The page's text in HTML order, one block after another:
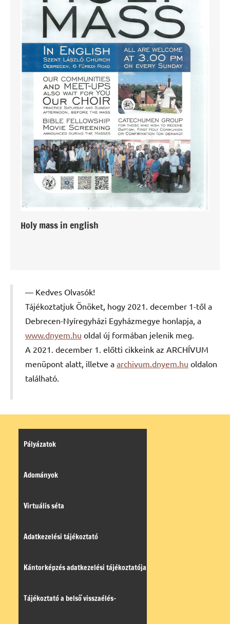
Holy mass in english
Kedves Olvasók!
Tájékoztatjuk Önöket, hogy 2021. december 1-től a
Debrecen-Nyíregyházi Egyházmegye honlapja, a
www.dnyem.hu oldal új formában jelenik meg.
A 2021. december 1. előtti cikkeink az ARCHÍVUM
menüpont alatt, illetve a archivum.dnyem.hu oldalon
található.
Pályázatok
Adományok
Virtuális séta
Adatkezelési tájékoztató
Kántorképzés adatkezelési tájékoztatója
Tájékoztató a belső visszaélés-